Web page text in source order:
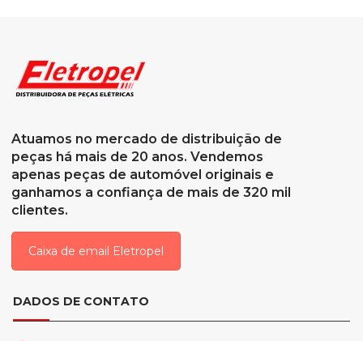
Atuamos no mercado de distribuição de
peças há mais de 20 anos. Vendemos
apenas peças de automóvel originais e
ganhamos a confiança de mais de 320 mil
clientes.
Caixa de email Eletropel
DADOS DE CONTATO